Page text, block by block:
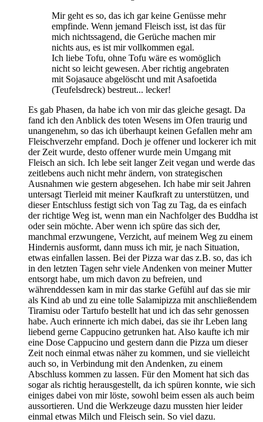
Mir geht es so, das ich gar keine Genüsse mehr
empfinde. Wenn jemand Fleisch isst, ist das für
mich nichtssagend, die Gerüche machen mir
nichts aus, es ist mir vollkommen egal.
Ich liebe Tofu, ohne Tofu wäre es womöglich
nicht so leicht gewesen. Aber richtig angebraten
mit Sojasauce abgelöscht und mit Asafoetida
(Teufelsdreck) bestreut... lecker!
Es gab Phasen, da habe ich von mir das gleiche gesagt. Da
fand ich den Anblick des toten Wesens im Ofen traurig und
unangenehm, so das ich überhaupt keinen Gefallen mehr am
Fleischverzehr empfand. Doch je offener und lockerer ich mit
der Zeit wurde, desto offener wurde mein Umgang mit
Fleisch an sich. Ich lebe seit langer Zeit vegan und werde das
zeitlebens auch nicht mehr ändern, von strategischen
Ausnahmen wie gestern abgesehen. Ich habe mir seit Jahren
untersagt Tierleid mit meiner Kaufkraft zu unterstützen, und
dieser Entschluss festigt sich von Tag zu Tag, da es einfach
der richtige Weg ist, wenn man ein Nachfolger des Buddha ist
oder sein möchte. Aber wenn ich spüre das sich der,
manchmal erzwungene, Verzicht, auf meinem Weg zu einem
Hindernis ausformt, dann muss ich mir, je nach Situation,
etwas einfallen lassen. Bei der Pizza war das z.B. so, das ich
in den letzten Tagen sehr viele Andenken von meiner Mutter
entsorgt habe, um mich davon zu befreien, und
währenddessen kam in mir das starke Gefühl auf das sie mir
als Kind ab und zu eine tolle Salamipizza mit anschließendem
Tiramisu oder Tartufo bestellt hat und ich das sehr genossen
habe. Auch erinnerte ich mich dabei, das sie ihr Leben lang
liebend gerne Cappucino getrunken hat. Also kaufte ich mir
eine Dose Cappucino und gestern dann die Pizza um dieser
Zeit noch einmal etwas näher zu kommen, und sie vielleicht
auch so, in Verbindung mit den Andenken, zu einem
Abschluss kommen zu lassen. Für den Moment hat sich das
sogar als richtig herausgestellt, da ich spüren konnte, wie sich
einiges dabei von mir löste, sowohl beim essen als auch beim
aussortieren. Und die Werkzeuge dazu mussten hier leider
einmal etwas Milch und Fleisch sein. So viel dazu.